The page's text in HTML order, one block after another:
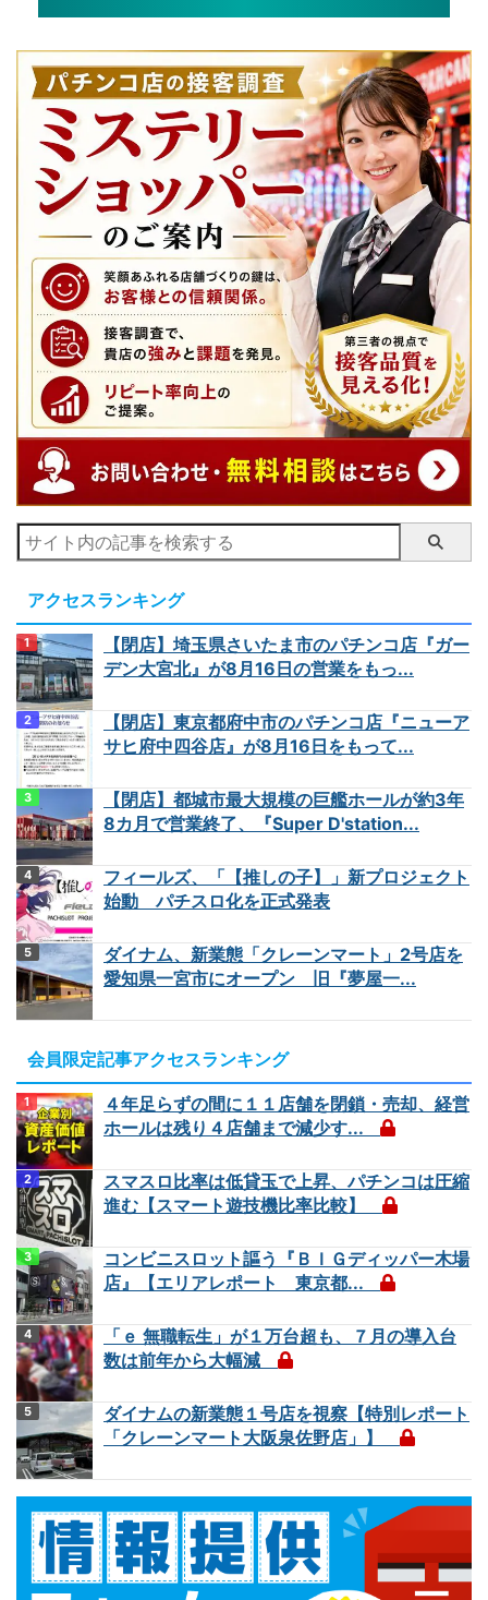
アクセスランキング
【閉店】埼玉県さいたま市のパチンコ店『ガー
デン大宮北』が8月16日の営業をもっ...
【閉店】東京都府中市のパチンコ店『ニューア
サヒ府中四谷店』が8月16日をもって...
【閉店】都城市最大規模の巨艦ホールが約3年
8カ月で営業終了、『Super D'station...
フィールズ、「【推しの子】」新プロジェクト
始動 パチスロ化を正式発表
ダイナム、新業態「クレーンマート」2号店を
愛知県一宮市にオープン 旧『夢屋一...
会員限定記事アクセスランキング
４年足らずの間に１１店舗を閉鎖・売却、経営
ホールは残り４店舗まで減少す...
スマスロ比率は低貸玉で上昇、パチンコは圧縮
進む【スマート遊技機比率比較】
コンビニスロット謳う『ＢＩＧディッパー木場
店』【エリアレポート 東京都...
「ｅ 無職転生」が１万台超も、７月の導入台
数は前年から大幅減
ダイナムの新業態１号店を視察【特別レポート
「クレーンマート大阪泉佐野店」】